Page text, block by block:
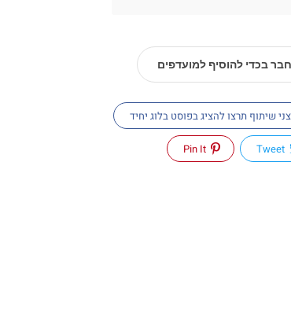
בכדי להוסיף למועדפים
שיתוף תרצו להציג בפוסט בלוג יחיד